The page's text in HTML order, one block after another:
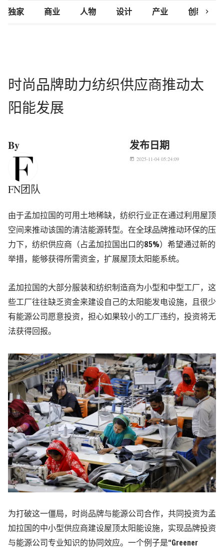
独家 商业 人物 设计 产业 创新研究
chevron_right
时尚品牌助力纺织供应商推动太
阳能发展
By
FN团队
发布日期
today 2025-11-04 05:24:09
由于孟加拉国的可用土地稀缺，纺织行业正在通过利用屋顶
空间来推动该国的清洁能源转型。 在全球品牌推动环保的压
力下，纺织供应商（占孟加拉国出口的85%）希望通过新的
举措，能够获得所需资金，扩展屋顶太阳能系统。
孟加拉国的大部分服装和纺织制造商为小型和中型工厂，这
些工厂往往缺乏资金来建设自己的太阳能发电设施，且很少
有能源公司愿意投资，担心如果较小的工厂违约，投资将无
法获得回报。
为打破这一僵局，时尚品牌与能源公司合作，共同投资为孟
加拉国的中小型供应商建设屋顶太阳能设施，实现品牌投资
与能源公司专业知识的协同效应。 一个例子是“Greener